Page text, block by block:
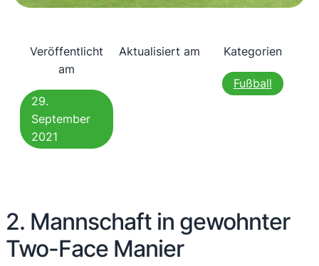
Veröffentlicht
am
29.
September
2021
Aktualisiert am Kategorien
Fußball
2. Mannschaft in gewohnter
Two-Face Manier